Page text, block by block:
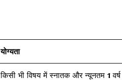
योग्यता
किसी भी विषय में स्नातक और न्यूनतम 1 वर्ष